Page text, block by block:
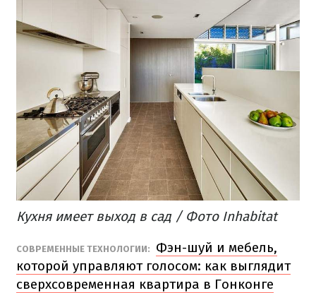
Кухня имеет выход в сад / Фото Inhabitat
СОВРЕМЕННЫЕ ТЕХНОЛОГИИ:
Фэн-шуй и мебель,
которой управляют голосом: как выглядит
сверхсовременная квартира в Гонконге